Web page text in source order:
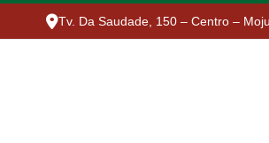
Tv. Da Saudade, 150 – Centro –